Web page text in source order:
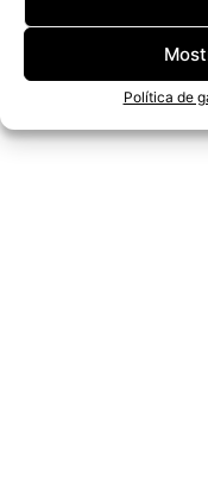
Política de